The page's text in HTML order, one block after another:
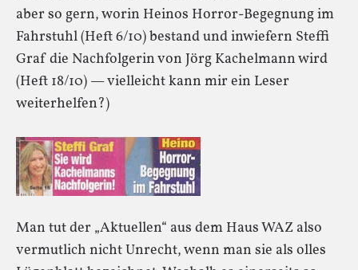
aber so gern, worin Heinos Horror-Begegnung im
Fahrstuhl (Heft 6/10) bestand und inwiefern Steffi
Graf die Nachfolgerin von Jörg Kachelmann wird
(Heft 18/10) — vielleicht kann mir ein Leser
weiterhelfen?)
Man tut der „Aktuellen“ aus dem Haus WAZ also
vermutlich nicht Unrecht, wenn man sie als olles